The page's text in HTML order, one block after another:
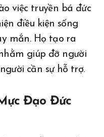
việc truyền bá đức
điều kiện sống
mắn. Họ tạo ra
giúp đỡ người
cần sự hỗ trợ.
Đạo Đức